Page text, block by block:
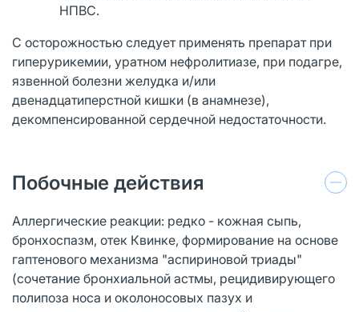
НПВС.
С осторожностью следует применять препарат при
гиперурикемии, уратном нефролитиазе, при подагре,
язвенной болезни желудка и/или
двенадцатиперстной кишки (в анамнезе),
декомпенсированной сердечной недостаточности.
Побочные действия
Аллергические реакции: редко - кожная сыпь,
бронхоспазм, отек Квинке, формирование на основе
гаптенового механизма "аспириновой триады"
(сочетание бронхиальной астмы, рецидивирующего
полипоза носа и околоносовых пазух и